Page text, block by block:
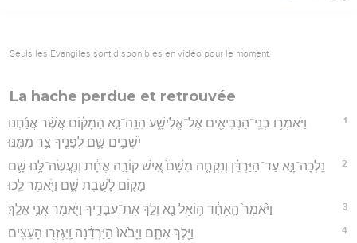
Seuls les Évangiles sont disponibles en vidéo pour le moment.
La hache perdue et retrouvée
1
וַיֹּאמְר֥וּ בְנֵֽי־הַנְּבִיאִ֖ים אֶל־אֱלִישָׁ֑ע הִנֵּֽה־נָ֣א הַמָּק֗וֹם אֲשֶׁ֨ר אֲנַ֜חְנוּ
יֹשְׁבִ֥ים שָׁ֛ם לְפָנֶ֖יךָ צַ֥ר מִמֶּֽנּוּ׃
2
נֵֽלְכָה־נָּ֣א עַד־הַיַּרְדֵּ֗ן וְנִקְחָ֤ה מִשָּׁם֙ אִ֚ישׁ קוֹרָ֣ה אֶחָ֔ת וְנַעֲשֶׂה־לָּ֥נוּ שָׁ֛ם
מָק֖וֹם לָשֶׁ֣בֶת שָׁ֑ם וַיֹּ֖אמֶר לֵֽכוּ׃
3 וַיֹּ֙אמֶר֙ הָֽאֶחָ֔ד ה֥וֹאֶל נָ֖א וְלֵ֣ךְ אֶת־עֲבָדֶ֑יךָ וַיֹּ֖אמֶר אֲנִ֥י אֵלֵֽךְ׃
4 וַיֵּ֖לֶךְ אִתָּ֑ם וַיָּבֹ֙אוּ֙ הַיַּרְדֵּ֔נָה וַֽיִּגְזְר֖וּ הָעֵצִֽים׃